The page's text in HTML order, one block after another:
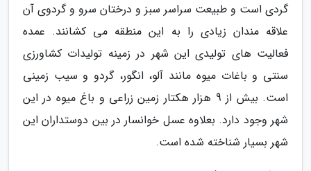
گردی است و طبیعت سراسر سبز و درختان سرو و گردوی آن
علاقه مندان زیادی را به این منطقه می کشانند. عمده
فعالیت های تولیدی این شهر در زمینه تولیدات کشاورزی
سنتی و باغات میوه مانند آلو، انگور، گردو و سیب زمینی
است. بیش از 9 هزار هکتار زمین زراعی و باغ میوه در این
شهر وجود دارد. بعلاوه عسل خوانسار در بین دوستداران این
شهر بسیار شناخته شده است.